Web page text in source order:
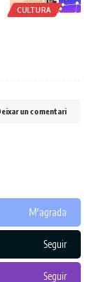
CULTURA
un comentari
M'agrada
Seguir
Seguir